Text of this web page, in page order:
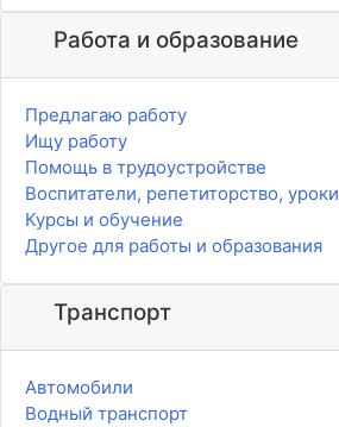
Работа и образование
Предлагаю работу
Ищу работу
Помощь в трудоустройстве
Воспитатели, репетиторство, уроки
Курсы и обучение
Другое для работы и образования
Транспорт
Автомобили
Водный транспорт